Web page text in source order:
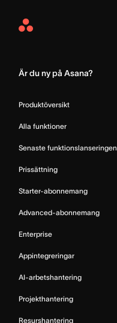
Asana
Är du ny på Asana?
Produktöversikt
Alla funktioner
Senaste funktionslanseringen
Prissättning
Starter-abonnemang
Advanced-abonnemang
Enterprise
Appintegreringar
AI-arbetshantering
Projekthantering
Resurshantering